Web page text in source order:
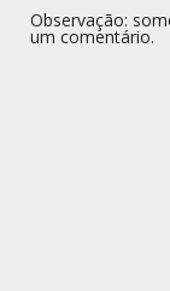
Observação:
um comentário.